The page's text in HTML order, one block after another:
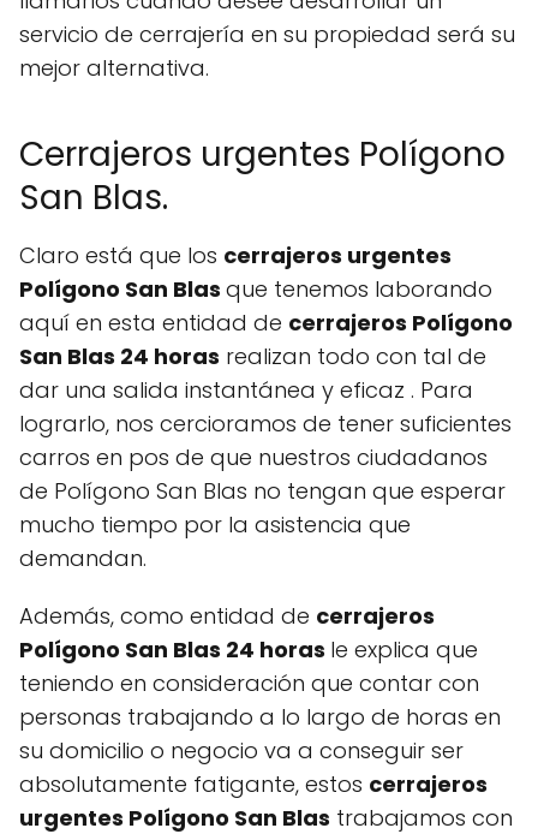
servicio de cerrajería en su propiedad será su
mejor alternativa.
Cerrajeros urgentes Polígono
San Blas.
Claro está que los cerrajeros urgentes
Polígono San Blas que tenemos laborando
aquí en esta entidad de cerrajeros Polígono
San Blas 24 horas realizan todo con tal de
dar una salida instantánea y eficaz . Para
lograrlo, nos cercioramos de tener suficientes
carros en pos de que nuestros ciudadanos
de Polígono San Blas no tengan que esperar
mucho tiempo por la asistencia que
demandan.
Además, como entidad de cerrajeros
Polígono San Blas 24 horas le explica que
teniendo en consideración que contar con
personas trabajando a lo largo de horas en
su domicilio o negocio va a conseguir ser
absolutamente fatigante, estos cerrajeros
urgentes Polígono San Blas trabajamos con